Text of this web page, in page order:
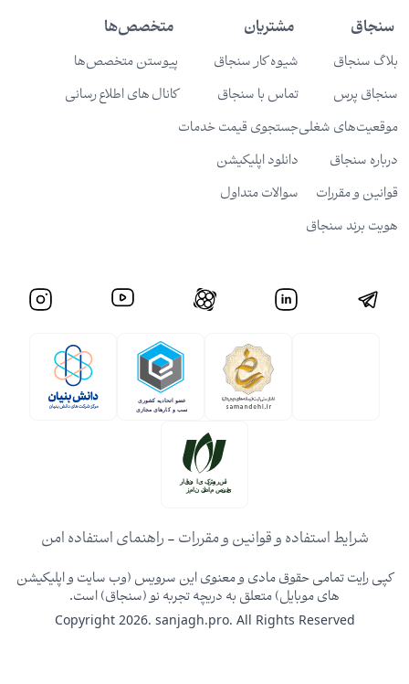
سنجاق
بلاگ سنجاق
سنجاق پرس
موقعیت‌های شغلی
درباره سنجاق
قوانین و مقررات
هویت برند سنجاق
مشتریان
شیوه کار سنجاق
تماس با سنجاق
جستجوی قیمت خدمات
دانلود اپلیکیشن
سوالات متداول
متخصص‌ها
پیوستن متخصص‌ها
کانال های اطلاع رسانی
شرایط استفاده و قوانین و مقررات-راهنمای استفاده امن
کپی رایت تمامی حقوق مادی و معنوی این سرویس (وب سایت و اپلیکیشن
های موبایل) متعلق به دریچه تجربه نو (سنجاق) است.
Copyright 2026. sanjagh.pro. All Rights Reserved